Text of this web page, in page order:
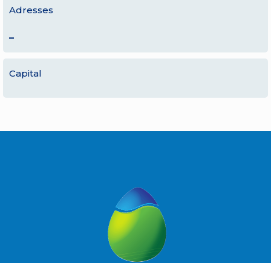
Adresses
–
Capital